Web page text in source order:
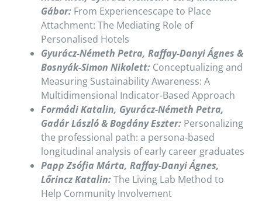
Gábor: From Experiencescape to Place
Attachment: The Mediating Role of
Personalised Hotels
Gyurácz-Németh Petra, Raffay-Danyi Ágnes &
Bosnyák-Simon Nikolett:Conceptualizing and
Measuring Sustainability Awareness: A
Multidimensional Indicator-Based Approach
Formádi Katalin, Gyurácz-Németh Petra,
Gadár László & Bogdány Eszter:Personalizing
the professional path: a persona-based
longitudinal analysis of early career graduates
Papp Zsófia Márta, Raffay-Danyi Ágnes,
Lőrincz Katalin:The Living Lab Method to
Help Community Involvement